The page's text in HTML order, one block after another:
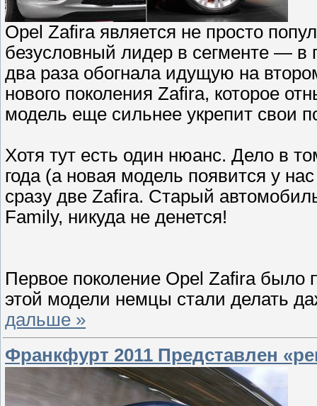
Opel Zafira является не просто
безусловный лидер в сегменте — в
два раза обогнала идущую на
нового поколения Zafira, которое
модель еще сильнее укрепит свои
Хотя тут есть один нюанс. Дело в
года (а новая модель появится у
сразу две Zafira. Старый
Family, никуда не денется!
Первое поколение Opel Zafira было
этой модели немцы стали делать
дальше »
Франкфурт 2011 Представлен